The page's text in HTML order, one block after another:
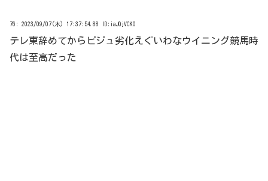
76: 2023/09/07(木) 17:37:54.88 ID:iaJQjVCK0
テレ東辞めてからビジュ劣化えぐいわなウイニング競馬時
代は至高だった